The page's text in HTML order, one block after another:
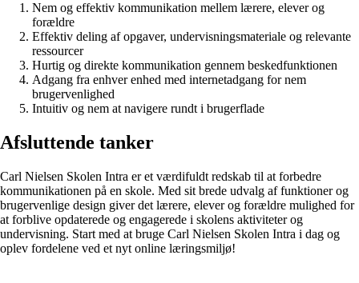
Nem og effektiv kommunikation mellem lærere, elever og
forældre
Effektiv deling af opgaver, undervisningsmateriale og relevante
ressourcer
Hurtig og direkte kommunikation gennem beskedfunktionen
Adgang fra enhver enhed med internetadgang for nem
brugervenlighed
Intuitiv og nem at navigere rundt i brugerflade
Afsluttende tanker
Carl Nielsen Skolen Intra er et værdifuldt redskab til at forbedre
kommunikationen på en skole. Med sit brede udvalg af funktioner og
brugervenlige design giver det lærere, elever og forældre mulighed for
at forblive opdaterede og engagerede i skolens aktiviteter og
undervisning. Start med at bruge Carl Nielsen Skolen Intra i dag og
oplev fordelene ved et nyt online læringsmiljø!